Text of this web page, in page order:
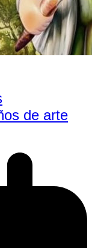
de arte